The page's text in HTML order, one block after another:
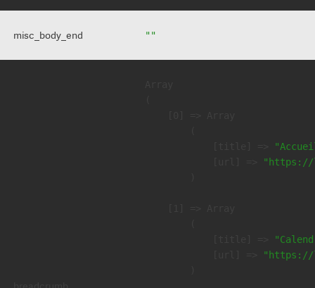
misc_body_end ""
"https://
"https://